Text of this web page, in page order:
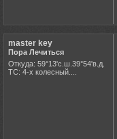
master key
Пора Лечиться
Откуда: 59°13'с.ш.39°54'в.д.
ТС: 4-х колесный....